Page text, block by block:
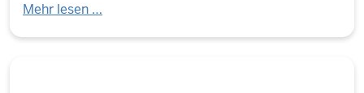
Mehr lesen …